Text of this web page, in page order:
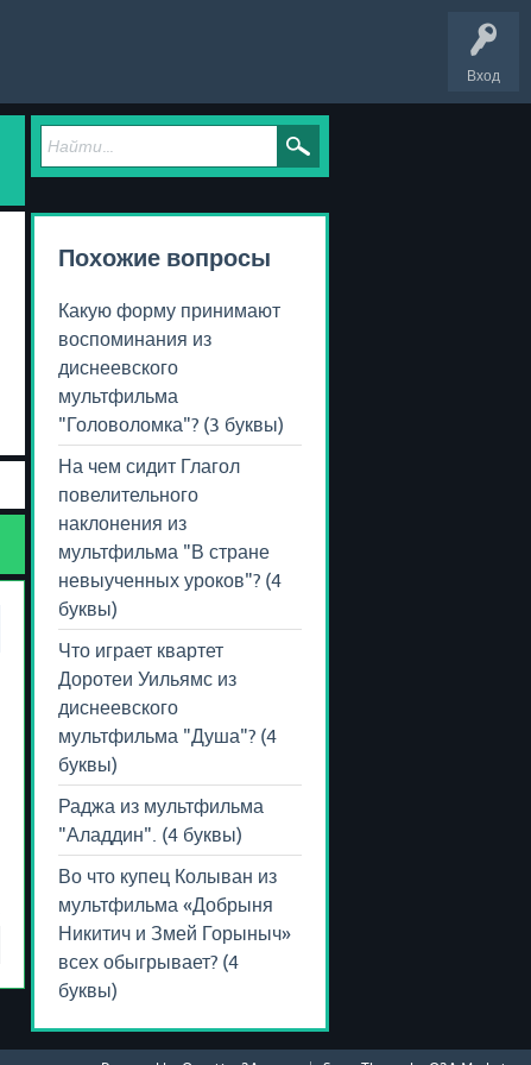
Вход
Похожие вопросы
Какую форму принимают
воспоминания из
диснеевского
мультфильма
"Головоломка"? (3 буквы)
На чем сидит Глагол
повелительного
наклонения из
мультфильма "В стране
невыученных уроков"? (4
буквы)
Что играет квартет
Доротеи Уильямс из
диснеевского
мультфильма "Душа"? (4
буквы)
Раджа из мультфильма
"Аладдин". (4 буквы)
Во что купец Колыван из
мультфильма «Добрыня
Никитич и Змей Горыныч»
всех обыгрывает? (4
буквы)